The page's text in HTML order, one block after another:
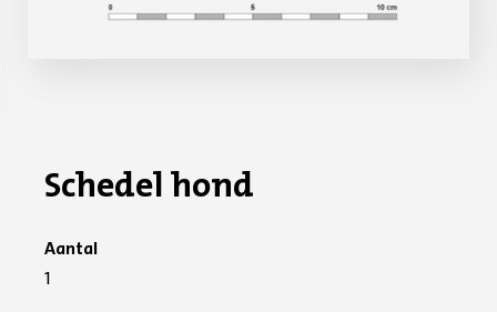
Schedel hond
Aantal
1